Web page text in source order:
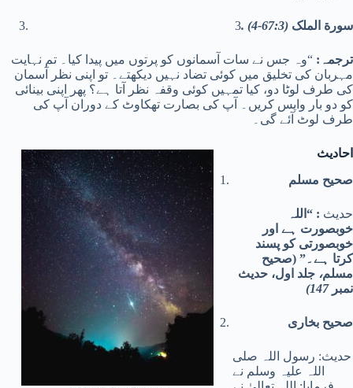
3. سورة الملک (67:3-4)
ترجمہ: “وہ جس نے سات آسمانوں کو پرتوں میں پیدا کیا۔ تم نہایت
مہربان کی تخلیق میں کوئی تضاد نہیں دیکھتے۔ تو اپنی نظر آسمان
کی طرف لوٹا دو، کیا تمہیں کوئی وقفہ نظر آتا ہے؟ پھر اپنی بینائی
کو دو بار واپس کریں۔ آپ کی بصارت تھکاوٹ کے دوران آپ کی
طرف لوٹ آئے گی
احادیث
صحیح مسلم
حدیث : “اللہ
خوبصورت ہے اور
خوبصورتی کو پسند
کرتا ہے۔” (صحیح
مسلم، جلد اول، حدیث
نمبر 147)
صحیح بخاری
حدیث: رسول اللہ صلی
اللہ علیہ وسلم نے